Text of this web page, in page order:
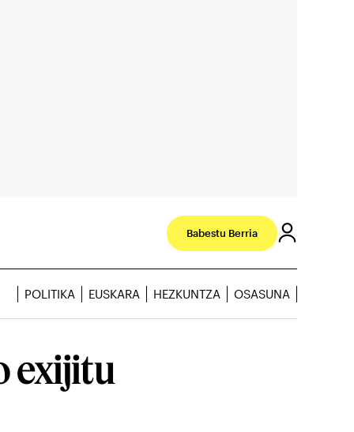
Babestu Berria
POLITIKA EUSKARA HEZKUNTZA OSASUNA
exijitu